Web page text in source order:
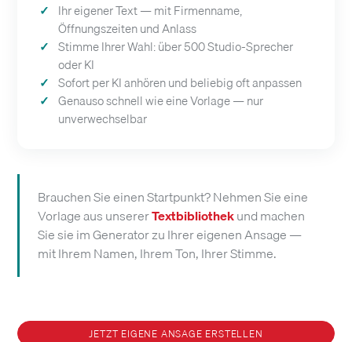
Ihr eigener Text — mit Firmenname,
Öffnungszeiten und Anlass
Stimme Ihrer Wahl: über 500 Studio-Sprecher
oder KI
Sofort per KI anhören und beliebig oft anpassen
Genauso schnell wie eine Vorlage — nur
unverwechselbar
Brauchen Sie einen Startpunkt? Nehmen Sie eine
Vorlage aus unsererTextbibliothekund machen
Sie sie im Generator zu Ihrer eigenen Ansage —
mit Ihrem Namen, Ihrem Ton, Ihrer Stimme.
JETZT EIGENE ANSAGE ERSTELLEN